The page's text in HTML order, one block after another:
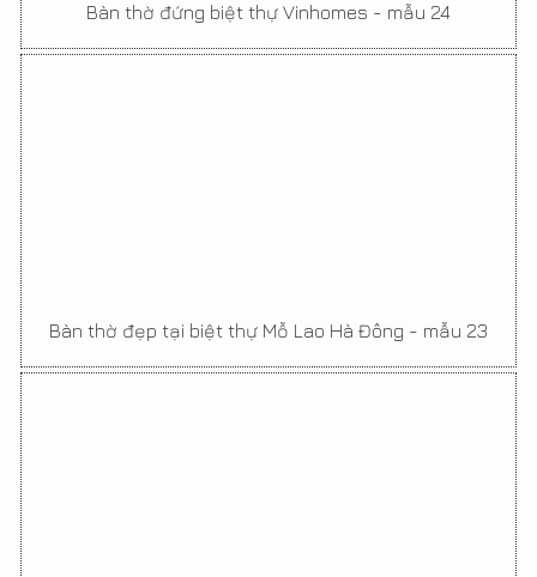
Bàn thờ đứng biệt thự Vinhomes - mẫu 24
Bàn thờ đẹp tại biệt thự Mỗ Lao Hà Đông - mẫu 23